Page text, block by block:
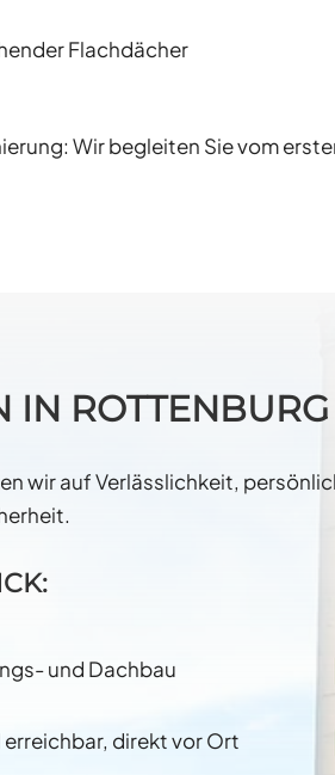
Flachdächer
Wir begleiten Sie vom
wir auf Verlässlichkeit,
und Dachbau
direkt vor Ort